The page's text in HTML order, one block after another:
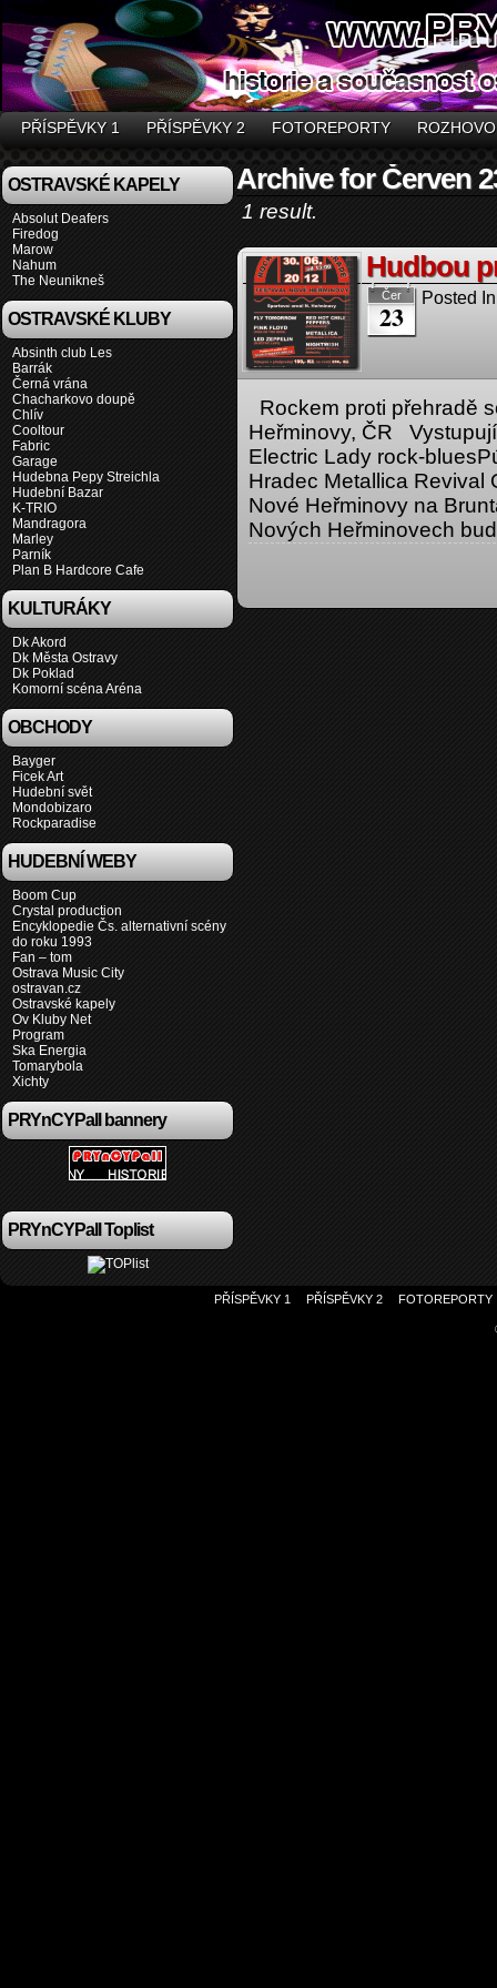
PŘÍSPĚVKY 1 PŘÍSPĚVKY 2 FOTOREPORTY
OSTRAVSKÉ KAPELY
Absolut Deafers
Firedog
Marow
Nahum
The Neunikneš
OSTRAVSKÉ KLUBY
Absinth club Les
Barrák
Černá vrána
Chacharkovo doupě
Chlív
Cooltour
Fabric
Garage
Hudebna Pepy Streichla
Hudební Bazar
K-TRIO
Mandragora
Marley
Parník
Plan B Hardcore Cafe
KULTURÁKY
Dk Akord
Dk Města Ostravy
Dk Poklad
Komorní scéna Aréna
OBCHODY
Bayger
Ficek Art
Hudební svět
Mondobizaro
Rockparadise
HUDEBNÍ WEBY
Boom Cup
Crystal production
Encyklopedie Čs. alternativní scény
do roku 1993
Fan – tom
Ostrava Music City
ostravan.cz
Ostravské kapely
Ov Kluby Net
Program
Ska Energia
Tomarybola
Xichty
PRYnCYPall bannery
PRYnCYPall Toplist
Archive for Červen
1 result.
Hudbou
Čer
23
Posted
Rockem proti přehradě
Heřminovy, ČR
Electric Lady rock-
Hradec Metallica Revival
Nové Heřminovy na
Nových Heřminovech
PŘÍSPĚVKY 1 PŘÍSPĚVKY 2 FOTOREPORTY